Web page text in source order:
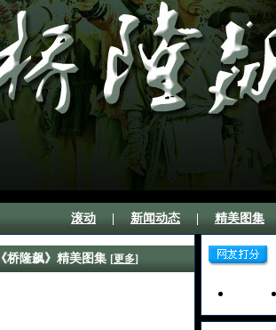
滚动 新闻动态 精美图集
《桥隆飙》精美图集 [更多]